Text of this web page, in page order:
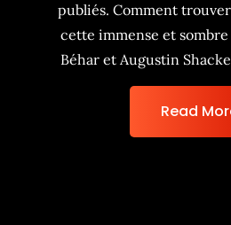
publiés. Comment
cette immense et sombre
Béhar et Augustin
Read